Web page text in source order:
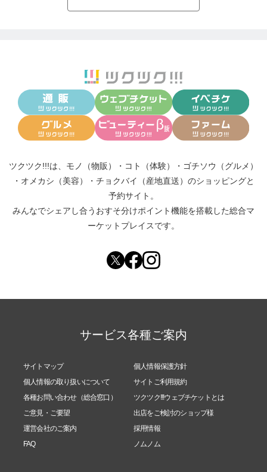
ツクツク!!!は、 モノ（物販） ・ コト（体験） ・ ゴチソウ（グルメ）
・ オメカシ（美容） ・ チョクバイ（産地直送） のショッピングと
予約サイト。
みんなでシェアし合う おすそ分けポイント機能を搭載した総合マ
ーケットプレイスです。
サービス各種ご案内
サイトマップ
個人情報保護方針
個人情報の取り扱いについて
サイトご利用規約
各種お問い合わせ（総合窓口）
ツクツク!!!ウェブチケットとは
ご意見・ご要望
出店をご検討のショップ様
運営会社のご案内
採用情報
FAQ
ノムノム